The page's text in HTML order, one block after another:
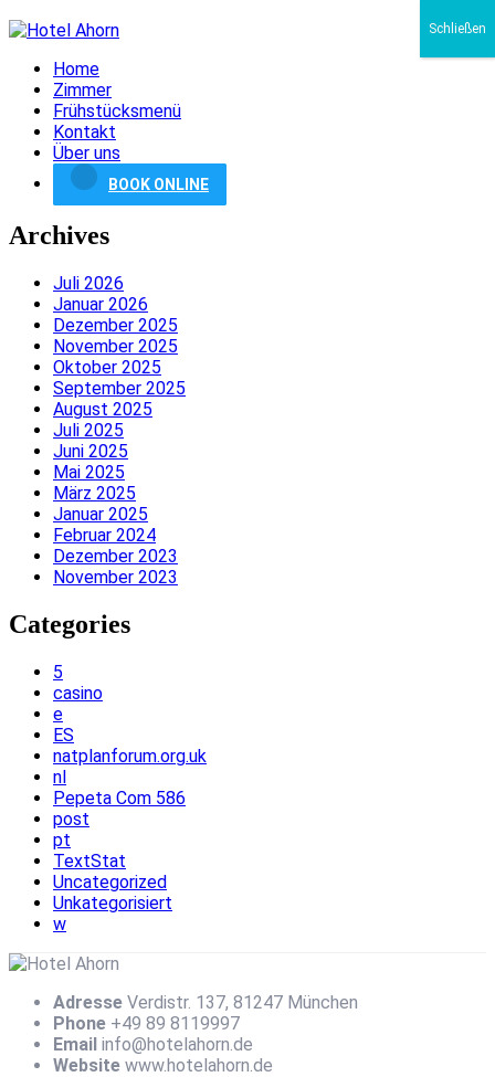
Home
Zimmer
Frühstücksmenü
Kontakt
Über uns
BOOK ONLINE
Archives
Juli 2026
Januar 2026
Dezember 2025
November 2025
Oktober 2025
September 2025
August 2025
Juli 2025
Juni 2025
Mai 2025
März 2025
Januar 2025
Februar 2024
Dezember 2023
November 2023
Categories
5
casino
e
ES
natplanforum.org.uk
nl
Pepeta Com 586
post
pt
TextStat
Uncategorized
Unkategorisiert
w
Adresse Verdistr. 137, 81247 München
Phone +49 89 8119997
Email info@hotelahorn.de
Website www.hotelahorn.de
Schließen